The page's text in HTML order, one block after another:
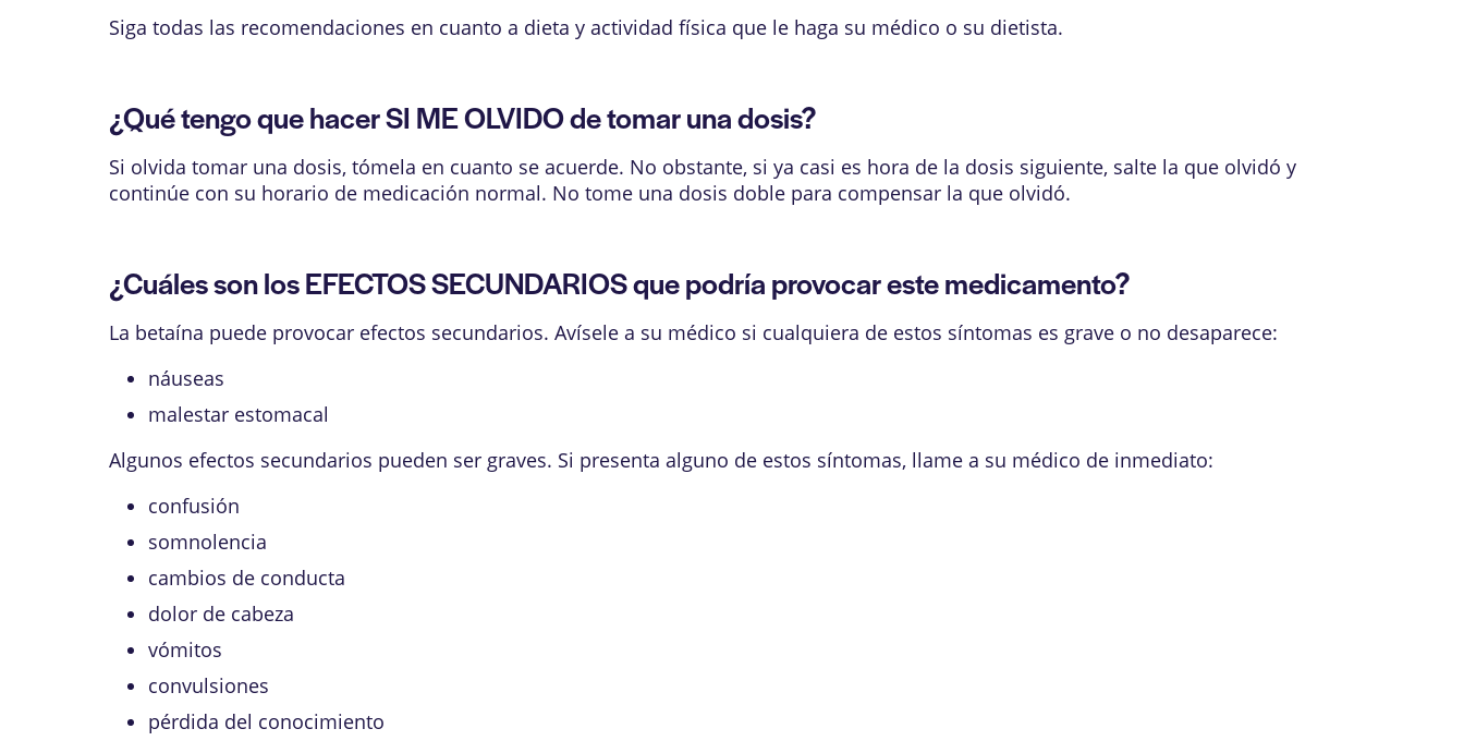
Siga todas las recomendaciones en cuanto a dieta y actividad física que le haga su médico o su dietista.
¿Qué tengo que hacer SI ME OLVIDO de tomar una dosis?
Si olvida tomar una dosis, tómela en cuanto se acuerde. No obstante, si ya casi es hora de la dosis siguiente, salte la que olvidó y
continúe con su horario de medicación normal. No tome una dosis doble para compensar la que olvidó.
¿Cuáles son los EFECTOS SECUNDARIOS que podría provocar este medicamento?
La betaína puede provocar efectos secundarios. Avísele a su médico si cualquiera de estos síntomas es grave o no desaparece:
náuseas
malestar estomacal
Algunos efectos secundarios pueden ser graves. Si presenta alguno de estos síntomas, llame a su médico de inmediato:
confusión
somnolencia
cambios de conducta
dolor de cabeza
vómitos
convulsiones
pérdida del conocimiento